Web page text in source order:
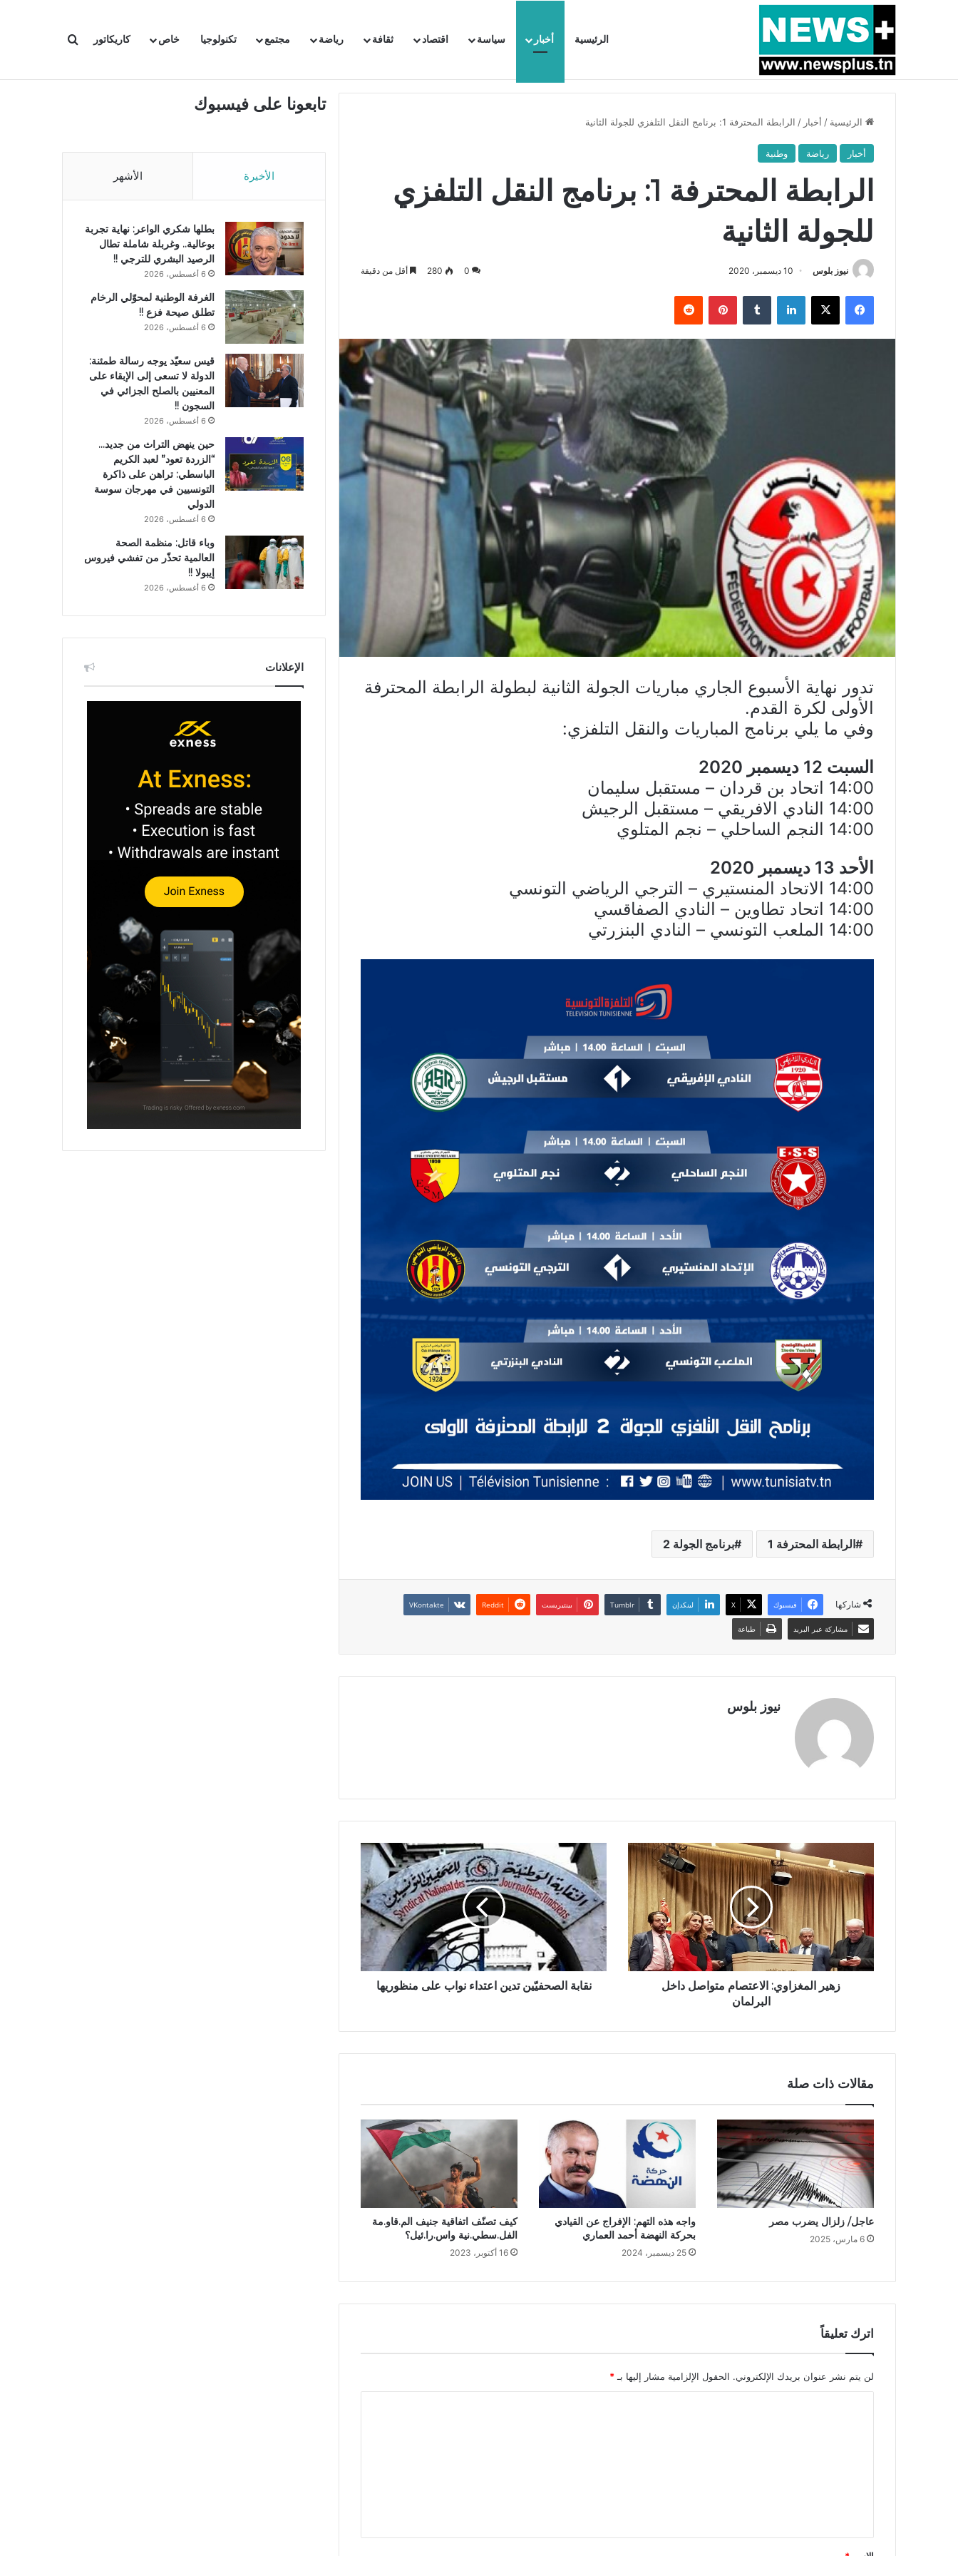
الرئيسية أخبار سياسة اقتصاد ثقافة رياضة مجتمع تكنولوجيا خاص كاريكاتور بحث عن
أخبار عاجلة بسبب المرزوقي وبتكليف من سعيّد: الخارجية تستدعي السفيرة الفرنسية بتونس وتبلغها احتجاجا شديد اللهجة !!
الرئيسية / أخبار / الرابطة المحترفة 1: برنامج النقل التلفزي للجولة الثانية
أخبار رياضة وطنية
الرابطة المحترفة 1: برنامج النقل التلفزي
للجولة الثانية
نيوز بلوس 10 ديسمبر، 2020 0
280 أقل من دقيقة
فيسبوك X لينكدإن بينتيريست
تدور نهاية الأسبوع الجاري مباريات الجولة الثانية لبطولة الرابطة المحترفة
الأولى لكرة القدم.
وفي ما يلي برنامج المباريات والنقل التلفزي:
السبت 12 ديسمبر 2020
14:00 اتحاد بن قردان – مستقبل سليمان
14:00 النادي الافريقي – مستقبل الرجيش
14:00 النجم الساحلي – نجم المتلوي
الأحد 13 ديسمبر 2020
14:00 الاتحاد المنستيري – الترجي الرياضي التونسي
14:00 اتحاد تطاوين – النادي الصفاقسي
14:00 الملعب التونسي – النادي البنزرتي
الرابطة المحترفة 1 برنامج الجولة 2
شاركها فيسبوك X لينكدإن بينتيريست
مشاركة عبر البريد طباعة
نيوز بلوس
زهير المغزاوي: الاعتصام متواصل داخل
البرلمان
نقابة الصحفيّين تدين اعتداء نواب على منظوريها
مقالات ذات صلة
عاجل/ زلزال يضرب مصر
6 مارس، 2025
واجه هذه التهم: الإفراج عن القيادي
بحركة النهضة أحمد العماري
25 ديسمبر، 2024
كيف تصنّف اتفاقية جنيف الم.قاو.مة
الفل.سطي.نية واس.را.ئيل؟
16 أكتوبر، 2023
اترك تعليقاً
لن يتم نشر عنوان بريدك الإلكتروني. الحقول الإلزامية مشار إليها بـ *
*
تابعونا على فيسبوك
الأخيرة الأشهر
بطلها شكري الواعر: نهاية تجربة
بوعالية.. وغربلة شاملة تطال
الرصيد البشري للترجي !!
6 أغسطس، 2026
الغرفة الوطنية لمحوّلي الرخام
تطلق صيحة فزع !!
6 أغسطس، 2026
قيس سعيّد يوجه رسالة طمئنة:
الدولة لا تسعى إلى الإبقاء على
المعنيين بالصلح الجزائي في
السجون !!
6 أغسطس، 2026
حين ينهض التراث من جديد…
“الزردة تعود” لعبد الكريم
الباسطي: تراهن على ذاكرة
التونسيين في مهرجان سوسة
الدولي
6 أغسطس، 2026
وباء قاتل: منظمة الصحة
العالمية تحذّر من تفشي فيروس
إيبولا !!
6 أغسطس، 2026
الإعلانات